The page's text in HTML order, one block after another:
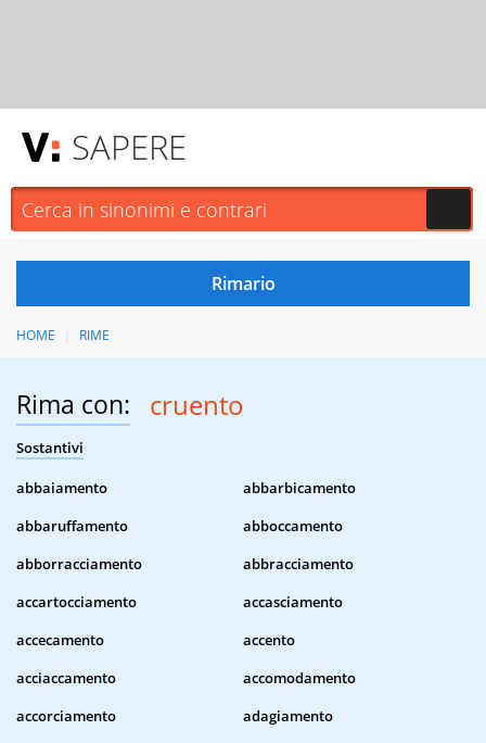
SAPERE
HOME RIME
Rima con: cruento
Sostantivi
abbaiamento
abbarbicamento
abbaruffamento
abboccamento
abborracciamento
abbracciamento
accartocciamento
accasciamento
accecamento
accento
acciaccamento
accomodamento
accorciamento
adagiamento